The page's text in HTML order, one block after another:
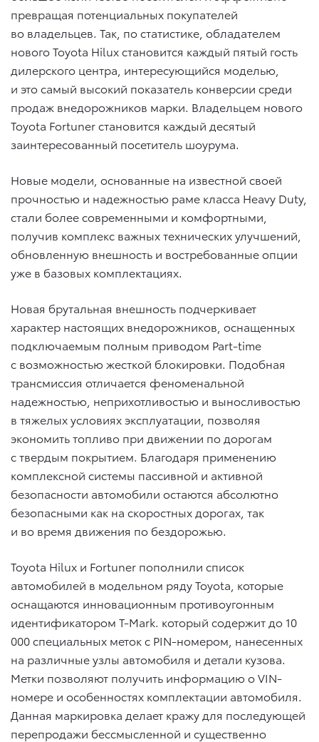
превращая потенциальных покупателей
во владельцев. Так, по статистике, обладателем
нового Toyota Hilux становится каждый пятый гость
дилерского центра, интересующийся моделью,
и это самый высокий показатель конверсии среди
продаж внедорожников марки. Владельцем нового
Toyota Fortuner становится каждый десятый
заинтересованный посетитель шоурума.
Новые модели, основанные на известной своей
прочностью и надежностью раме класса Heavy Duty,
стали более современными и комфортными,
получив комплекс важных технических улучшений,
обновленную внешность и востребованные опции
уже в базовых комплектациях.
Новая брутальная внешность подчеркивает
характер настоящих внедорожников, оснащенных
подключаемым полным приводом Part-time
с возможностью жесткой блокировки. Подобная
трансмиссия отличается феноменальной
надежностью, неприхотливостью и выносливостью
в тяжелых условиях эксплуатации, позволяя
экономить топливо при движении по дорогам
с твердым покрытием. Благодаря применению
комплексной системы пассивной и активной
безопасности автомобили остаются абсолютно
безопасными как на скоростных дорогах, так
и во время движения по бездорожью.
Toyota Hilux и Fortuner пополнили список
автомобилей в модельном ряду Toyota, которые
оснащаются инновационным противоугонным
идентификатором T-Mark. который содержит до 10
000 специальных меток с PIN-номером, нанесенных
на различные узлы автомобиля и детали кузова.
Метки позволяют получить информацию о VIN-
номере и особенностях комплектации автомобиля.
Данная маркировка делает кражу для последующей
перепродажи бессмысленной и существенно